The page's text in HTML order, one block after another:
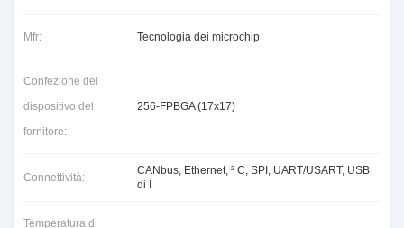
Mfr: Tecnologia dei microchip
Confezione del
dispositivo del
fornitore:
256-FPBGA (17x17)
Connettività:
CANbus, Ethernet, ² C, SPI, UART/USART, USB
di I
Temperatura di